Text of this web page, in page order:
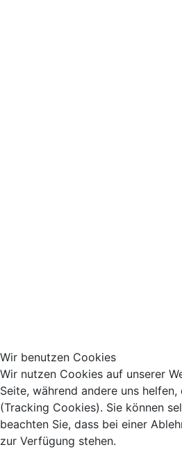
Wir benutzen Cookies
Wir nutzen Cookies auf unserer
Seite, während andere uns
(Tracking Cookies). Sie können
beachten Sie, dass bei einer
zur Verfügung stehen.